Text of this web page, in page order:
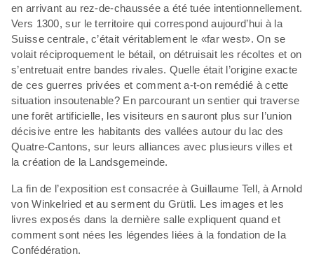
en arrivant au rez-de-chaussée a été tuée intentionnellement.
Vers 1300, sur le territoire qui correspond aujourd’hui à la
Suisse centrale, c’était véritablement le «far west». On se
volait réciproquement le bétail, on détruisait les récoltes et on
s’entretuait entre bandes rivales. Quelle était l’origine exacte
de ces guerres privées et comment a-t-on remédié à cette
situation insoutenable? En parcourant un sentier qui traverse
une forêt artificielle, les visiteurs en sauront plus sur l’union
décisive entre les habitants des vallées autour du lac des
Quatre-Cantons, sur leurs alliances avec plusieurs villes et
la création de la Landsgemeinde.
La fin de l’exposition est consacrée à Guillaume Tell, à Arnold
von Winkelried et au serment du Grütli. Les images et les
livres exposés dans la dernière salle expliquent quand et
comment sont nées les légendes liées à la fondation de la
Confédération.